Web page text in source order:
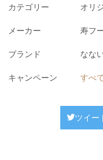
カテゴリー オリ
メーカー 寿フ
ブランド なな
キャンペーン すべ
ツイー